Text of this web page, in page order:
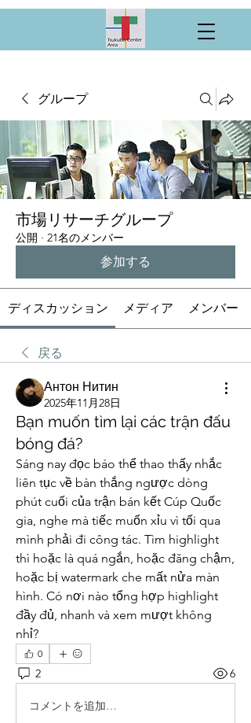
グループ
市場リサーチグループ
公開 · 21名のメンバー
参加する
ディスカッション メディア メンバー
戻る
Антон Нитин
2025年11月28日
Bạn muốn tìm lại các trận đấu
bóng đá?
Sáng nay đọc báo thể thao thấy nhắc
liên tục về bàn thắng ngược dòng
phút cuối của trận bán kết Cúp Quốc
gia, nghe mà tiếc muốn xỉu vì tối qua
mình phải đi công tác. Tìm highlight
thì hoặc là quá ngắn, hoặc đăng chậm,
hoặc bị watermark che mất nửa màn
hình. Có nơi nào tổng hợp highlight
đầy đủ, nhanh và xem mượt không
nhỉ?
0
2 6
コメントを追加…